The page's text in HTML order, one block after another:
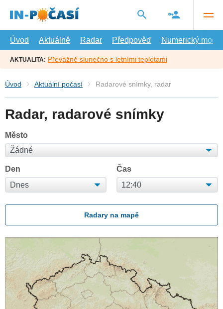
hlavní
Úvod
Aktuálně Radar Předpověď Numerický model
AKTUALITA: Převážně slunečno s letními teplotami
Úvod Aktuální počasí Radarové snímky, radar
Radar, radarové snímky
Město
Den Čas
Radary na mapě